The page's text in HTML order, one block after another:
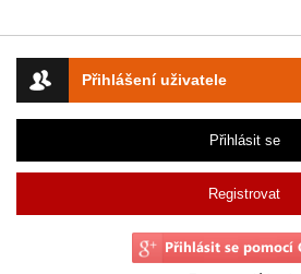
Přihlášení uživatele
Přihlásit se
Registrovat